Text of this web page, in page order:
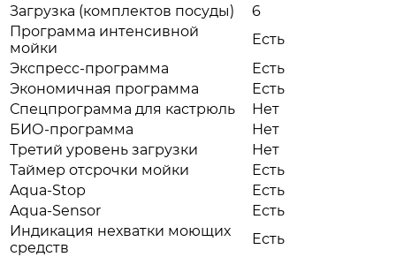
Загрузка (комплектов посуды)
6
Программа интенсивной
мойки
Есть
Экспресс-программа
Есть
Экономичная программа
Есть
Спецпрограмма для кастрюль
Нет
БИО-программа
Нет
Третий уровень загрузки
Нет
Таймер отсрочки мойки
Есть
Aqua-Stop
Есть
Aqua-Sensor
Есть
Индикация нехватки моющих
средств
Есть